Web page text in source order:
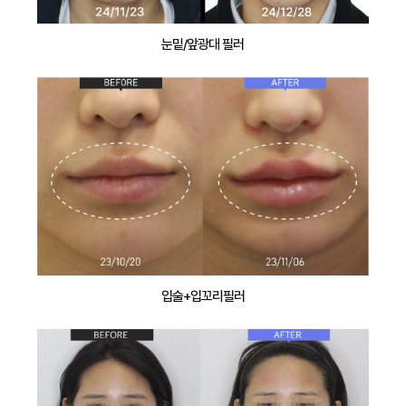
눈밑/앞광대 필러
입술+입꼬리필러